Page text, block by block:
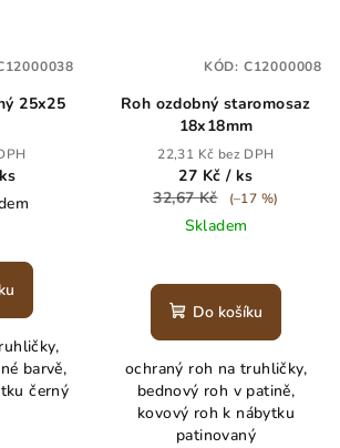
25x25
barvě,
černý
Roh ozdobný staromosaz
18x18mm
22,31 Kč bez DPH
27 Kč / ks
32,67 Kč
(–17 %)
Skladem
Do košíku
ochraný roh na truhličky,
bednový roh v patině,
kovový roh k nábytku
patinovaný
KÓD: C12000008